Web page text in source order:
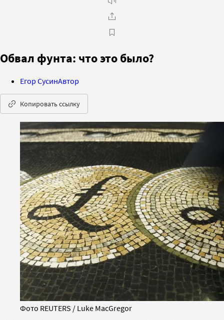
Обвал фунта: что это было?
Егор СусинАвтор
Копировать ссылку
Фото REUTERS / Luke MacGregor